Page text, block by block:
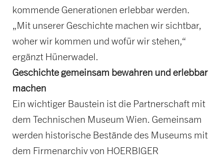
kommende Generationen erlebbar werden.
„Mit unserer Geschichte machen wir sichtbar,
woher wir kommen und wofür wir stehen,“
ergänzt Hünerwadel.
Geschichte gemeinsam bewahren und erlebbar
machen
Ein wichtiger Baustein ist die Partnerschaft mit
dem Technischen Museum Wien. Gemeinsam
werden historische Bestände des Museums mit
dem Firmenarchiv von HOERBIGER